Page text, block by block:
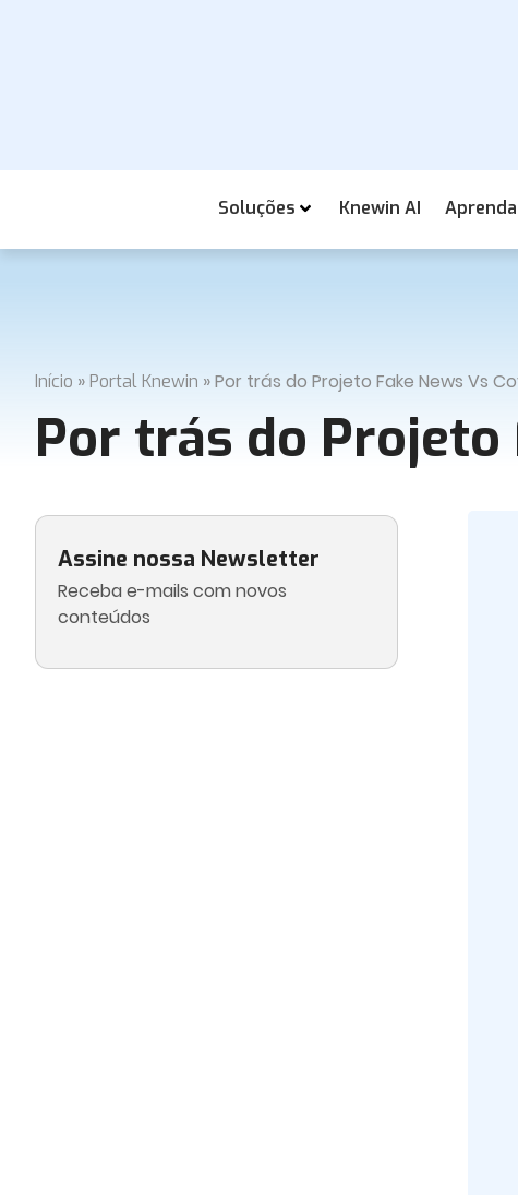
Soluções Knewin AI Aprenda
Início »Portal Knewin »Por trás do Projeto Fake News Vs
Por trás do Projeto
Assine nossa Newsletter
Receba e-mails com novos
conteúdos